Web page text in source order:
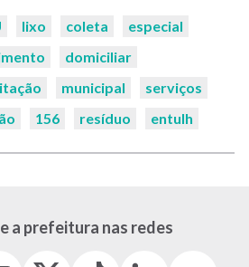
lixo coleta
especial
domiciliar
municipal
serviços
156 resíduo entulh
a prefeitura nas redes
Tiktok
LinkedIn